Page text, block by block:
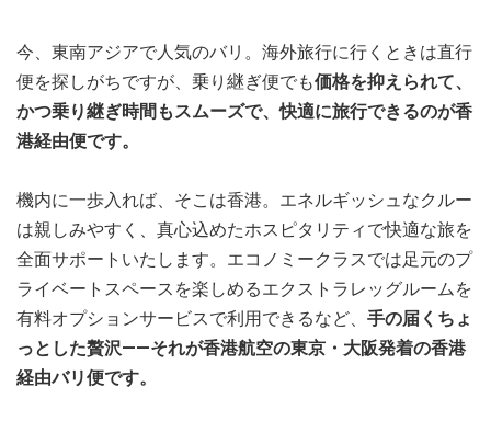
今、東南アジアで人気のバリ。海外旅行に行くときは直行
便を探しがちですが、乗り継ぎ便でも価格を抑えられて、
かつ乗り継ぎ時間もスムーズで、快適に旅行できるのが香
港経由便です。
機内に一歩入れば、そこは香港。エネルギッシュなクルー
は親しみやすく、真心込めたホスピタリティで快適な旅を
全面サポートいたします。エコノミークラスでは足元のプ
ライベートスペースを楽しめるエクストラレッグルームを
有料オプションサービスで利用できるなど、 手の届くちょ
っとした贅沢――それが香港航空の東京・大阪発着の香港
経由バリ便です。